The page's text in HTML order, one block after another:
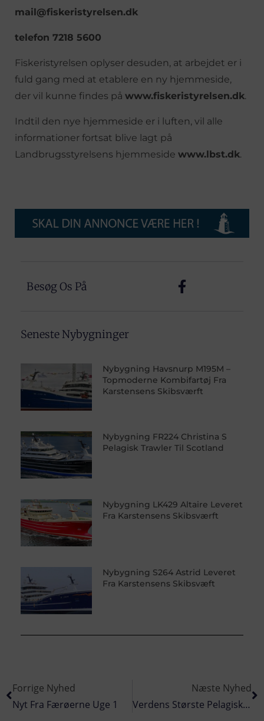
mail@fiskeristyrelsen.dk
telefon 7218 5600
Fiskeristyrelsen oplyser desuden, at arbejdet er i
fuld gang med at etablere en ny hjemmeside,
der vil kunne findes på www.fiskeristyrelsen.dk.
Indtil den nye hjemmeside er i luften, vil alle
informationer fortsat blive lagt på
Landbrugsstyrelsens hjemmeside www.lbst.dk.
Besøg Os På
Seneste Nybygninger
Nybygning Havsnurp M195M –
Topmoderne Kombifartøj Fra
Karstensens Skibsværft
Nybygning FR224 Christina S
Pelagisk Trawler Til Scotland
Nybygning LK429 Altaire Leveret
Fra Karstensens Skibsværft
Nybygning S264 Astrid Leveret
Fra Karstensens Skibsvæft
Forrige Nyhed
Nyt Fra Færøerne Uge 1
Næste Nyhed
Verdens Største Pelagiske Fiskefabrik Bygges På Færøerne